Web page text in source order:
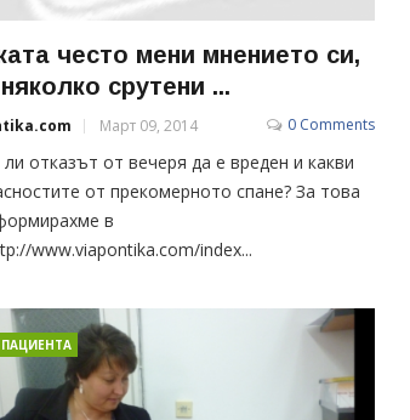
често мени мнението си,
срутени ...
Март 09, 2014 0 Comments
отказът от вечеря да е вреден и какви
от прекомерното спане? За това
в
www.viapontika.com/index...
ПАЦИЕНТА